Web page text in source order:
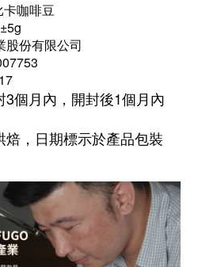
卡咖啡豆
股份有限公司
3個月內，開封後1個月內
焙，日期標示於產品包裝